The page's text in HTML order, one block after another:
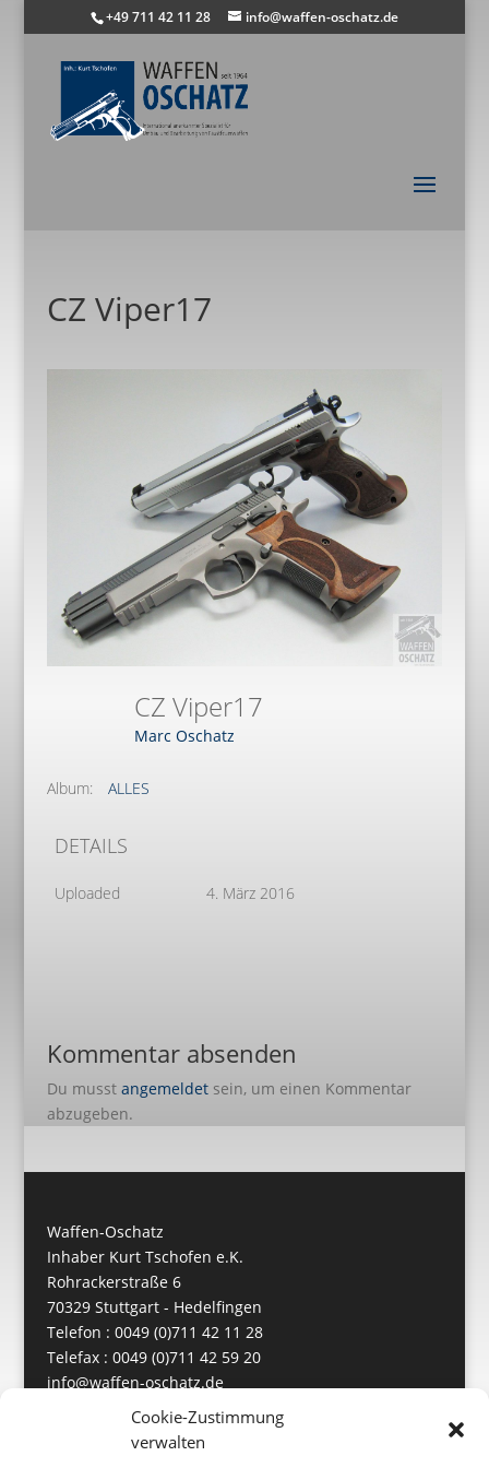
Cookie-Zustimmung
verwalten
+49 711 42 11 28 info@waffen-oschatz.de
CZ Viper17
CZ Viper17
Marc Oschatz
Album: ALLES
DETAILS
Uploaded 4. März 2016
Kommentar absenden
Du musst angemeldetsein, um einen Kommentar
abzugeben.
Waffen-Oschatz
Inhaber Kurt Tschofen e.K.
Rohrackerstraße 6
70329 Stuttgart - Hedelfingen
Telefon : 0049 (0)711 42 11 28
Telefax : 0049 (0)711 42 59 20
info@waffen-oschatz.de
https://www.waffen-oschatz.de